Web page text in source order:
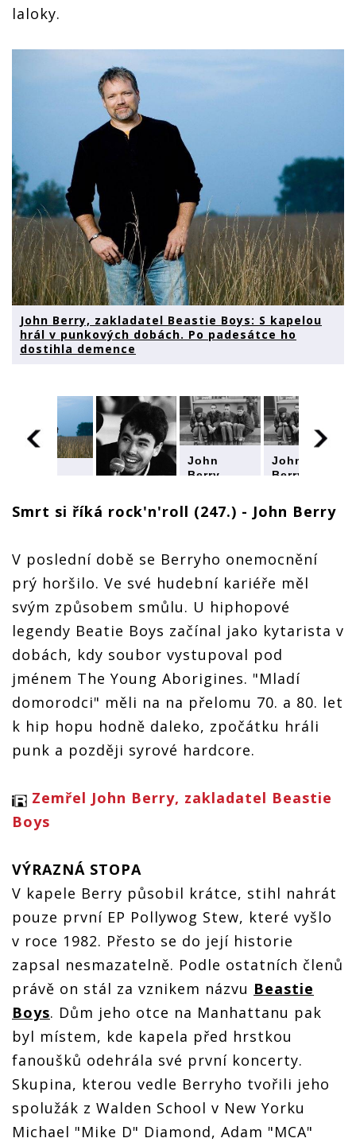
laloky.
John Berry, zakladatel Beastie Boys: S kapelou
hrál v punkových dobách. Po padesátce ho
dostihla demence
Beastie
hrál v
dobách.
Po
padesátce
ho
demence
John
Beastie
Boys: S
kapelou
hrál v
dobách.
padesátce
ho
dostihla
demence
John
Berry,
Boys: S
punkových
dobách.
Po
padesátce
dostihla
John
Berry,
Beastie
Boys: S
punkových
dobách.
Po
padesátce
dostihla
demence
Smrt si říká rock'n'roll (247.) - John Berry
V poslední době se Berryho onemocnění
prý horšilo. Ve své hudební kariéře měl
svým způsobem smůlu. U hiphopové
legendy Beatie Boys začínal jako kytarista v
dobách, kdy soubor vystupoval pod
jménem The Young Aborigines. "Mladí
domorodci" měli na na přelomu 70. a 80. let
k hip hopu hodně daleko, zpočátku hráli
punk a později syrové hardcore.
Zemřel John Berry, zakladatel Beastie
Boys
VÝRAZNÁ STOPA
V kapele Berry působil krátce, stihl nahrát
pouze první EP Pollywog Stew, které vyšlo
v roce 1982. Přesto se do její historie
zapsal nesmazatelně. Podle ostatních členů
právě on stál za vznikem názvu Beastie
Boys. Dům jeho otce na Manhattanu pak
byl místem, kde kapela před hrstkou
fanoušků odehrála své první koncerty.
Skupina, kterou vedle Berryho tvořili jeho
spolužák z Walden School v New Yorku
Michael "Mike D" Diamond, Adam "MCA"